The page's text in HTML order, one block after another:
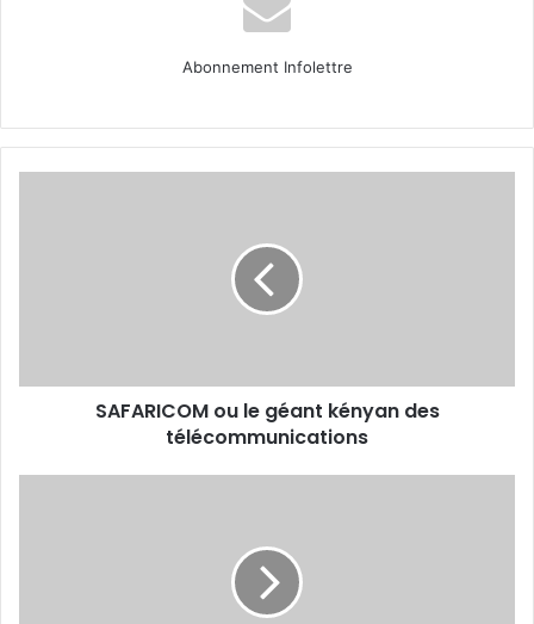
Abonnement Infolettre
SAFARICOM ou le géant kényan des
télécommunications